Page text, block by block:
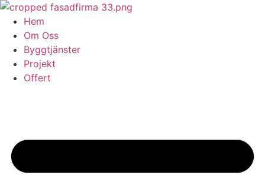
Skip
content
Hem
Om Oss
Byggtjänster
Projekt
Offert